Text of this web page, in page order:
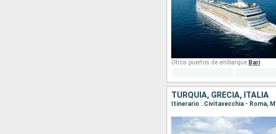
Otros puertos de embarque: Bari
TURQUÍA, GRECIA, ITALIA
Itinerario : Civitavecchia - Roma,